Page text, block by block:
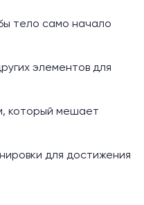
тело само начало
элементов для
который мешает
для достижения